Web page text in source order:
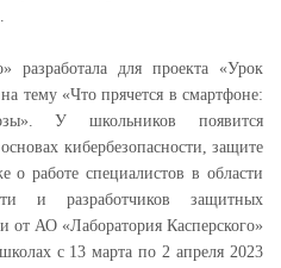
разработала для проекта «Урок
тему «Что прячется в смартфоне:
У школьников появится
кибербезопасности, защите
о работе специалистов в области
и разработчиков защитных
АО «Лаборатория Касперского»
с 13 марта по 2 апреля 2023